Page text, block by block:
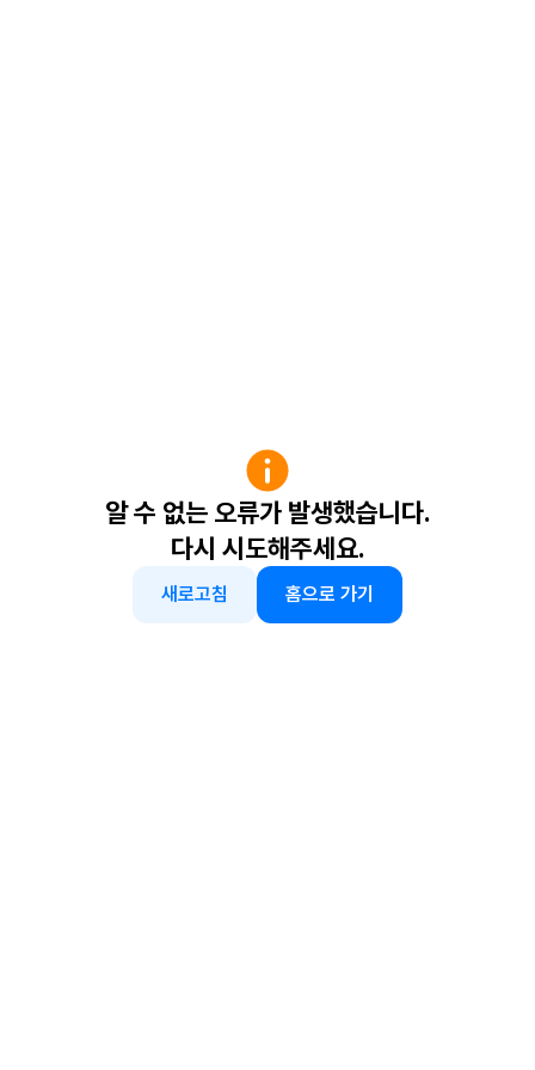
알 수 없는 오류가 발생했습니다.
다시 시도해주세요.
새로고침 홈으로 가기